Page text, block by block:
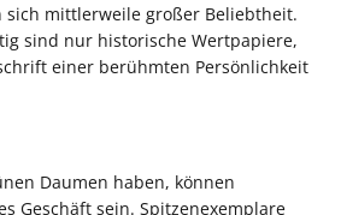
mittlerweile großer Beliebtheit.
sind nur historische Wertpapiere,
einer berühmten Persönlichkeit
Daumen haben, können
Geschäft sein. Spitzenexemplare